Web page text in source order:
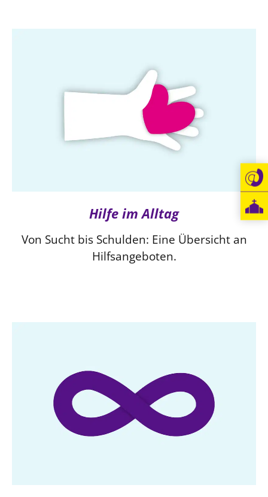
Hilfe im Alltag
Von Sucht bis Schulden: Eine Übersicht an
Hilfsangeboten.
Terminstundenplaner